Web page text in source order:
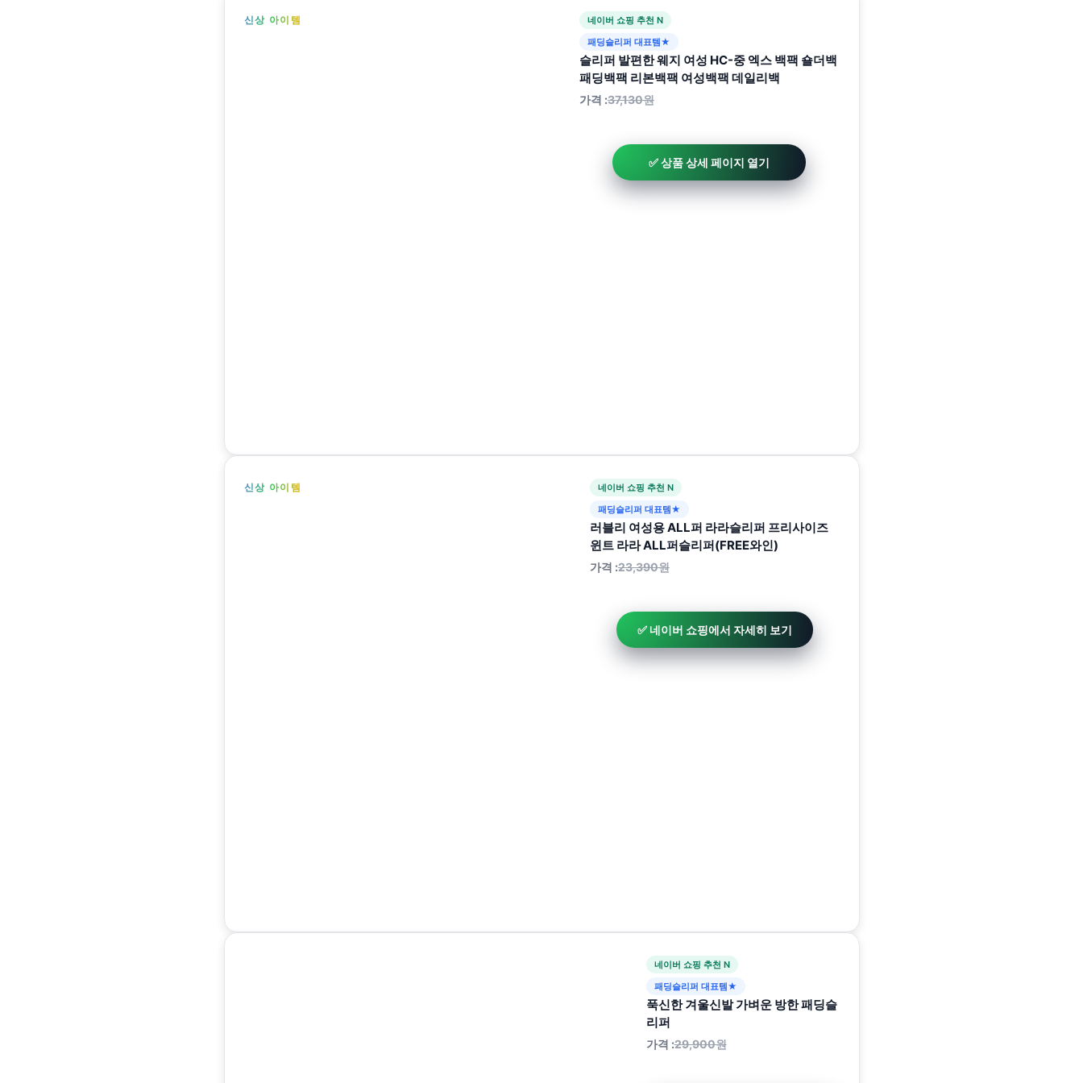
신상 아이템
네이버 쇼핑 추천 N
패딩슬리퍼 대표템★
슬리퍼 발편한 웨지 여성 HC-중 엑스 백팩 숄더백
패딩백팩 리본백팩 여성백팩 데일리백
가격 :37,130원
✅ 상품 상세 페이지 열기
신상 아이템
네이버 쇼핑 추천 N
패딩슬리퍼 대표템★
러블리 여성용 ALL퍼 라라슬리퍼 프리사이즈
윈트 라라 ALL퍼슬리퍼(FREE와인)
가격 :23,390원
✅ 네이버 쇼핑에서 자세히 보기
네이버 쇼핑 추천 N
패딩슬리퍼 대표템★
푹신한 겨울신발 가벼운 방한 패딩슬
리퍼
가격 :29,900원